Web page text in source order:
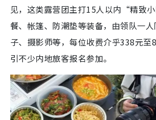
见，这类露营团主打15人以内“精致
餐、帐篷、防潮垫等装备，由领队一
子、摄影师等，每位收费介乎338元至
引不少内地旅客报名参加。